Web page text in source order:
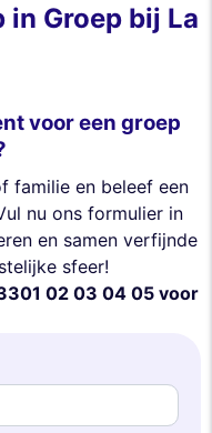
in Groep bij La
voor een groep
familie en beleef een
nu ons formulier in
en samen verfijnde
sfeer!
02 03 04 05 voor